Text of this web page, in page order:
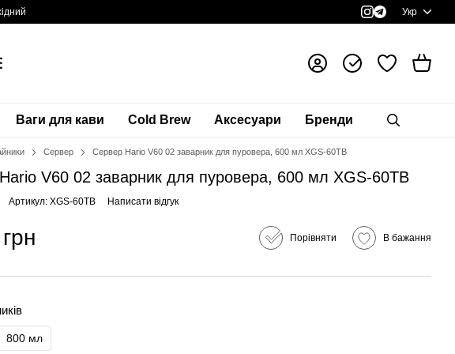
Укр
Ваги для кави Cold Brew Аксесуари Бренди
Сервер Сервер Hario V60 02 заварник для пуровера, 600 мл XGS-60TB
V60 02 заварник для пуровера, 600 мл XGS-60TB
Артикул: XGS-60TB Написати відгук
Порівняти В бажання
800 мл